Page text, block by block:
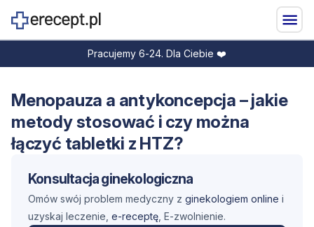
Pracujemy 6-24. Dla Ciebie ❤️
Menopauza a antykoncepcja – jakie
metody stosować i czy można
łączyć tabletki z HTZ?
Konsultacja ginekologiczna
Omów swój problem medyczny z ginekologiem online i
uzyskaj leczenie, e-receptę , E-zwolnienie.